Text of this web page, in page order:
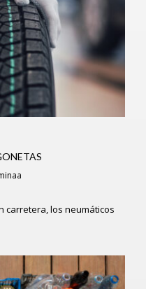
carretera, los neumáticos